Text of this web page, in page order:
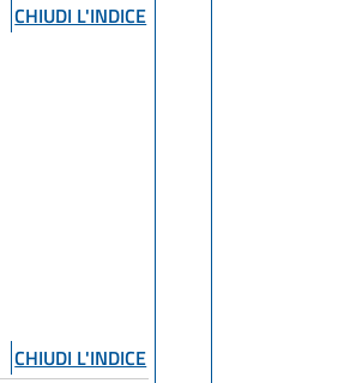
CHIUDI L'INDICE
CHIUDI L'INDICE